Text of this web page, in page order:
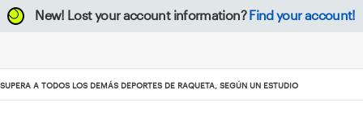
New! Lost your account information? Find your account!
A TODOS LOS DEMÁS DEPORTES DE RAQUETA, SEGÚN UN ESTUDIO